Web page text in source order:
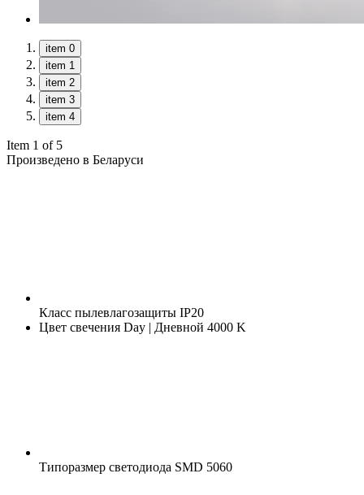
item 0
item 1
item 2
item 3
item 4
Item 1 of 5
Произведено в Беларуси
Класс пылевлагозащиты IP20
Цвет свечения Day | Дневной 4000 K
Типоразмер светодиода SMD 5060